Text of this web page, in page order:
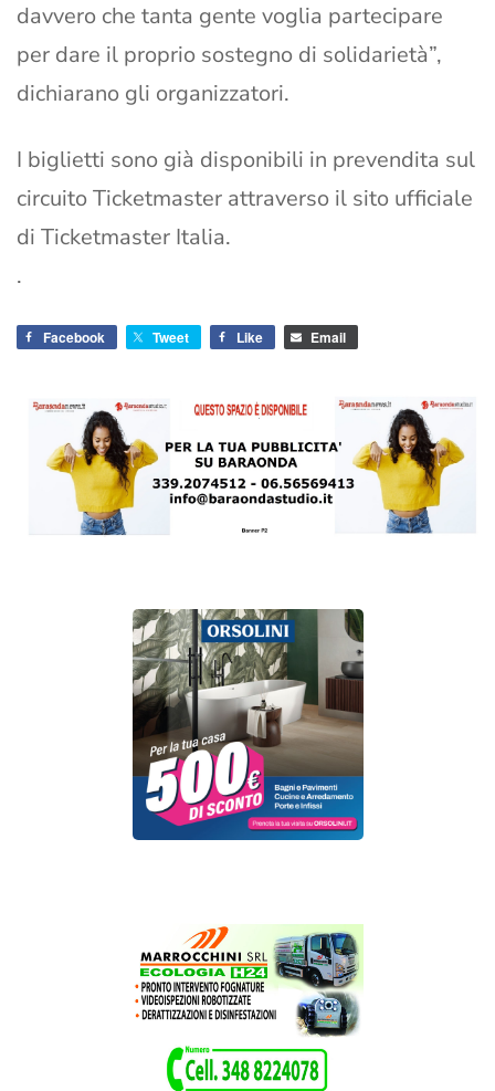
davvero che tanta gente voglia partecipare
per dare il proprio sostegno di solidarietà”,
dichiarano gli organizzatori.
I biglietti sono già disponibili in prevendita sul
circuito Ticketmaster attraverso il sito ufficiale
di Ticketmaster Italia.
.
Facebook Tweet Like Email